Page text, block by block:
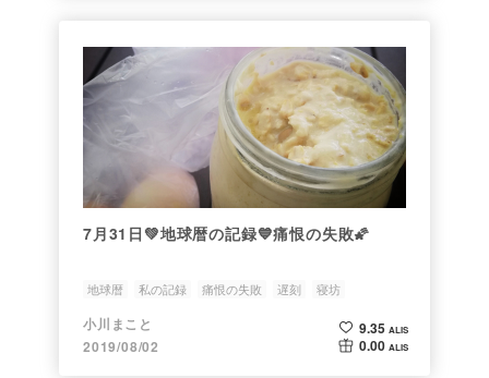
7月31日💚地球暦の記録💙痛恨の失敗🌠
地球暦 私の記録 痛恨の失敗 遅刻 寝坊
小川まこと
2019/08/02
9.35 ALIS
0.00 ALIS